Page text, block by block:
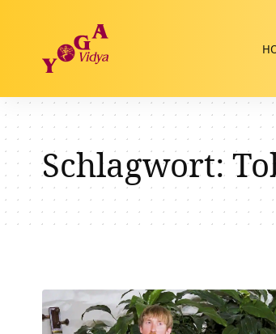
Schlagwort: